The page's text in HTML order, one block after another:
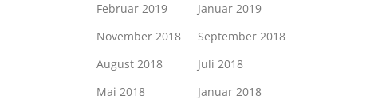
Februar 2019
Januar 2019
November 2018
September 2018
August 2018
Juli 2018
Mai 2018
Januar 2018